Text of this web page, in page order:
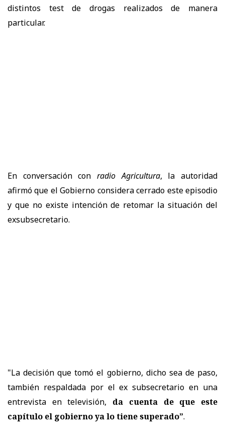
distintos test de drogas realizados de manera
particular.
En conversación con radio Agricultura, la autoridad
afirmó que el Gobierno considera cerrado este episodio
y que no existe intención de retomar la situación del
exsubsecretario.
"La decisión que tomó el gobierno, dicho sea de paso,
también respaldada por el ex subsecretario en una
entrevista en televisión, da cuenta de que este
capítulo el gobierno ya lo tiene superado”.